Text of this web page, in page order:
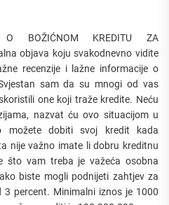
O BOŽIĆNOM KREDITU ZA
objava koju svakodnevno vidite
recenzije i lažne informacije o
sam da su mnogi od vas
one koji traže kredite. Neću
nazvat ću ovo situacijom u
možete dobiti svoj kredit kada
nije važno imate li dobru kreditnu
što vam treba je važeća osobna
biste mogli podnijeti zahtjev za
percent. Minimalni iznos je 1000